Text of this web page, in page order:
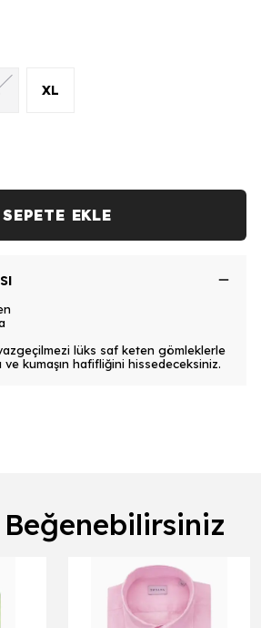
XL
SEPETE EKLE
lüks saf keten gömleklerle
ve kumaşın hafifliğini hissedeceksiniz.
Beğenebilirsiniz